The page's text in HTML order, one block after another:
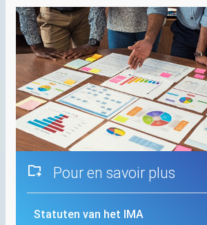
Pour en savoir plus
Statuten van het IMA